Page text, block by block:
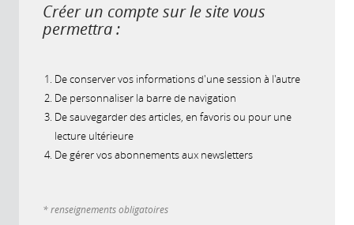
Créer un compte sur le site vous
permettra :
De conserver vos informations d'une session à l'autre
De personnaliser la barre de navigation
De sauvegarder des articles, en favoris ou pour une
lecture ultérieure
De gérer vos abonnements aux newsletters
* renseignements obligatoires